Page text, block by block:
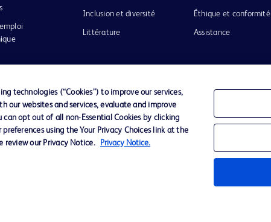
Inclusion et diversité
Littérature
Éthique et conformité
Assistance
Confidentialité Conditions d’utilisation
technologies (“Cookies”) to improve our services,
our websites and services, evaluate and improve
opt out of all non-Essential Cookies by clicking
using the Your Privacy Choices link at the
review our Privacy Notice.
Privacy Notice.